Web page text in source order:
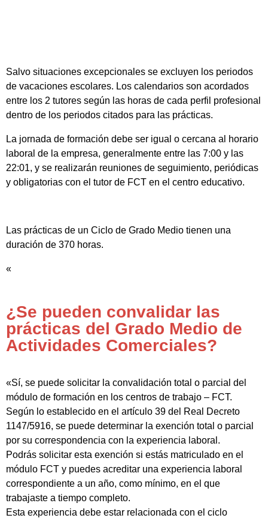
Salvo situaciones excepcionales se excluyen los periodos
de vacaciones escolares. Los calendarios son acordados
entre los 2 tutores según las horas de cada perfil profesional
dentro de los periodos citados para las prácticas.
La jornada de formación debe ser igual o cercana al horario
laboral de la empresa, generalmente entre las 7:00 y las
22:01, y se realizarán reuniones de seguimiento, periódicas
y obligatorias con el tutor de FCT en el centro educativo.
Las prácticas de un Ciclo de Grado Medio tienen una
duración de 370 horas.
«
¿Se pueden convalidar las
prácticas del Grado Medio de
Actividades Comerciales?
«Sí, se puede solicitar la convalidación total o parcial del
módulo de formación en los centros de trabajo – FCT.
Según lo establecido en el artículo 39 del Real Decreto
1147/5916, se puede determinar la exención total o parcial
por su correspondencia con la experiencia laboral.
Podrás solicitar esta exención si estás matriculado en el
módulo FCT y puedes acreditar una experiencia laboral
correspondiente a un año, como mínimo, en el que
trabajaste a tiempo completo.
Esta experiencia debe estar relacionada con el ciclo